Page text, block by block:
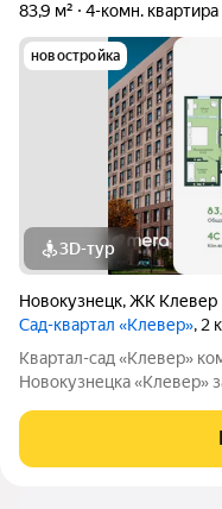
83,9 м²
4-комн. квартира
новостройка
3D-тур
Новокузнецк,ЖК Клевер
Сад-квартал «Клевер», 2
Квартал-сад «Клевер» комфортная жизнь в центре
Новокузнецка «Клевер» закрытый жилой квартал в центре
Продуманная
благоустроенная